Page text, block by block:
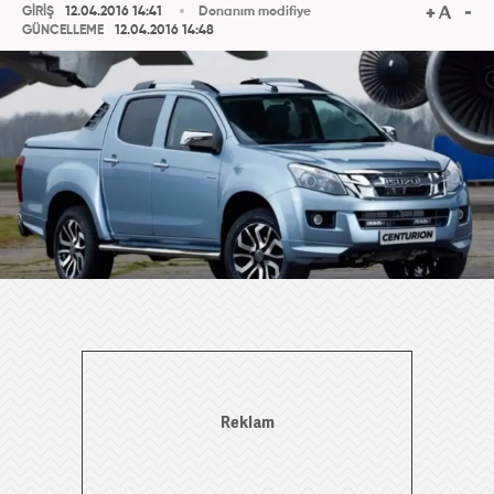
GİRİŞ
12.04.2016 14:41
GÜNCELLEME
12.04.2016 14:48
Donanım modifiye